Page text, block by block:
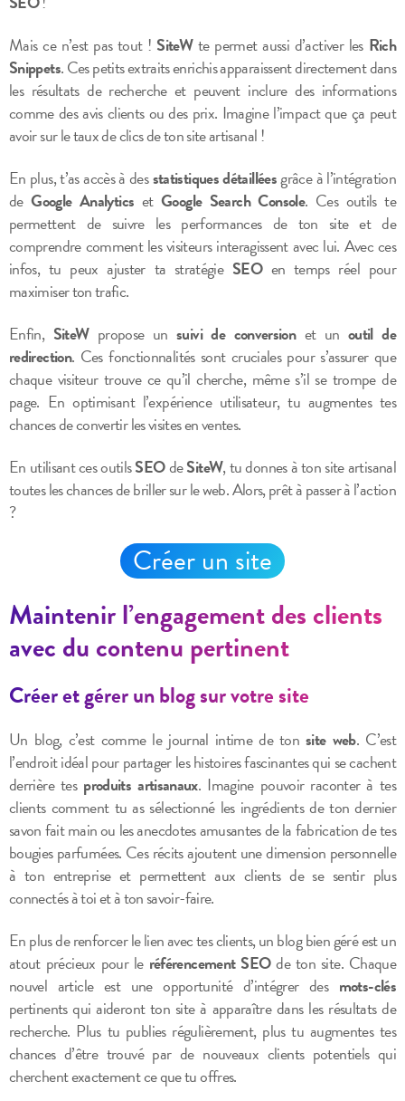
Mais ce n’est pas tout ! SiteWte permet aussi d’activer les Rich
Snippets. Ces petits extraits enrichis apparaissent directement dans
les résultats de recherche et peuvent inclure des informations
comme des avis clients ou des prix. Imagine l’impact que ça peut
avoir sur le taux de clics de ton site artisanal !
En plus, t’as accès à desstatistiques détailléesgrâce à l’intégration
deGoogle Analytics etGoogle Search Console. Ces outils te
permettent de suivre les performances de ton site et de
comprendre comment les visiteurs interagissent avec lui. Avec ces
infos, tu peux ajuster ta stratégie SEOen temps réel pour
maximiser ton trafic.
Enfin, SiteWpropose unsuivi de conversionet un outil de
redirection. Ces fonctionnalités sont cruciales pour s’assurer que
chaque visiteur trouve ce qu’il cherche, même s’il se trompe de
page. En optimisant l’expérience utilisateur, tu augmentes tes
chances de convertir les visites en ventes.
En utilisant ces outilsSEOdeSiteW, tu donnes à ton site artisanal
toutes les chances de briller sur le web. Alors, prêt à passer à l’action
?
Créer un site
Maintenir l’engagement des clients
avec du contenu pertinent
Créer et gérer un blog sur votre site
Un blog, c’est comme le journal intime de tonsite web. C’est
l’endroit idéal pour partager les histoires fascinantes qui se cachent
derrière tes produits artisanaux. Imagine pouvoir raconter à tes
clients comment tu as sélectionné les ingrédients de ton dernier
savon fait main ou les anecdotes amusantes de la fabrication de tes
bougies parfumées. Ces récits ajoutent une dimension personnelle
à ton entreprise et permettent aux clients de se sentir plus
connectés à toi et à ton savoir-faire.
En plus de renforcer le lien avec tes clients, un blog bien géré est un
atout précieux pour le référencement SEOde ton site. Chaque
nouvel article est une opportunité d’intégrer des mots-clés
pertinents qui aideront ton site à apparaître dans les résultats de
recherche. Plus tu publies régulièrement, plus tu augmentes tes
chances d’être trouvé par de nouveaux clients potentiels qui
cherchent exactement ce que tu offres.